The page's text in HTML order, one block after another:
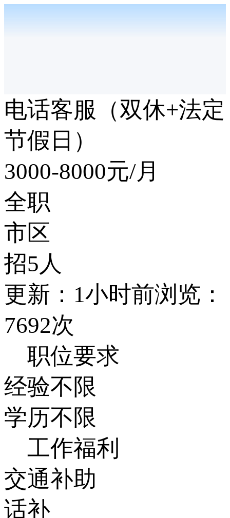
电话客服（双休+法定
节假日）
3000-8000元/月
全职
市区
招5人
更新：1小时前浏览：
7692次
职位要求
经验不限
学历不限
工作福利
交通补助
话补